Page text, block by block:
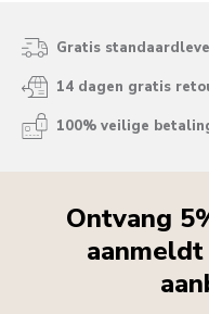
Gratis
14 dagen gratis
100% veilige
Ontvang